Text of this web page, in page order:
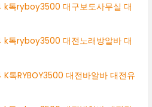
k톡ryboy3500 대구보도사무실 대
k톡ryboy3500 대전노래방알바 대
톡RYBOY3500 대전바알바 대전유